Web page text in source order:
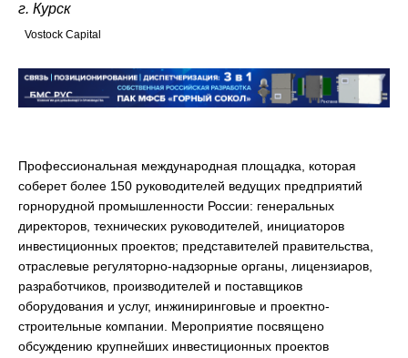
г. Курск
Vostock Capital
Профессиональная международная площадка, которая
соберет более 150 руководителей ведущих предприятий
горнорудной промышленности России: генеральных
директоров, технических руководителей, инициаторов
инвестиционных проектов; представителей правительства,
отраслевые регуляторно-надзорные органы, лицензиаров,
разработчиков, производителей и поставщиков
оборудования и услуг, инжиниринговые и проектно-
строительные компании. Мероприятие посвящено
обсуждению крупнейших инвестиционных проектов